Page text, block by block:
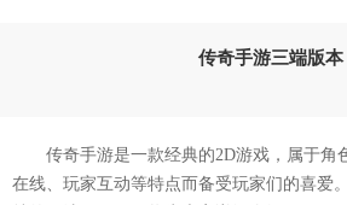
传奇手游三端版本
传奇手游是一款经典的2D游戏，属于角
在线、玩家互动等特点而备受玩家们的喜爱